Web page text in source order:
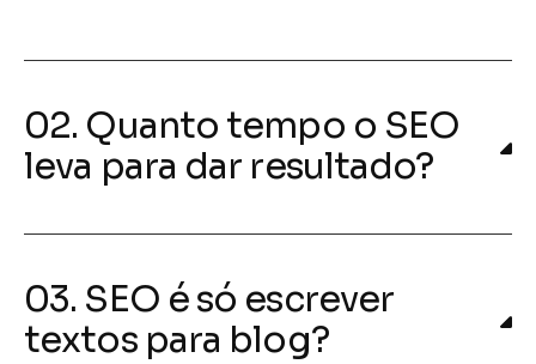
02. Quanto tempo o SEO
leva para dar resultado?
03. SEO é só escrever
textos para blog?